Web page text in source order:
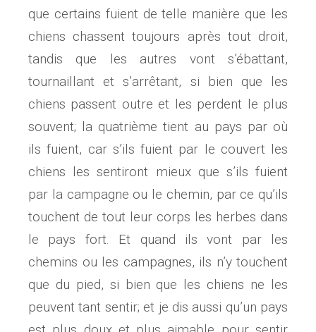
que certains fuient de telle manière que les
chiens chassent toujours après tout droit,
tandis que les autres vont s’ébattant,
tournaillant et s’arrêtant, si bien que les
chiens passent outre et les perdent le plus
souvent; la quatrième tient au pays par où
ils fuient, car s’ils fuient par le couvert les
chiens les sentiront mieux que s’ils fuient
par la campagne ou le chemin, par ce qu’ils
touchent de tout leur corps les herbes dans
le pays fort. Et quand ils vont par les
chemins ou les campagnes, ils n’y touchent
que du pied, si bien que les chiens ne les
peuvent tant sentir; et je dis aussi qu’un pays